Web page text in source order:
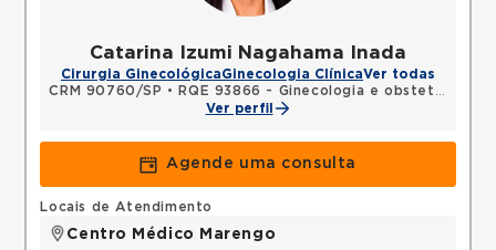
Catarina Izumi Nagahama Inada
Cirurgia GinecológicaGinecologia ClínicaVer todas
CRM 90760/SP •
RQE 93866 - Ginecologia e obstetrícia
Ver perfil
Agende uma consulta
Locais de Atendimento
Centro Médico Marengo